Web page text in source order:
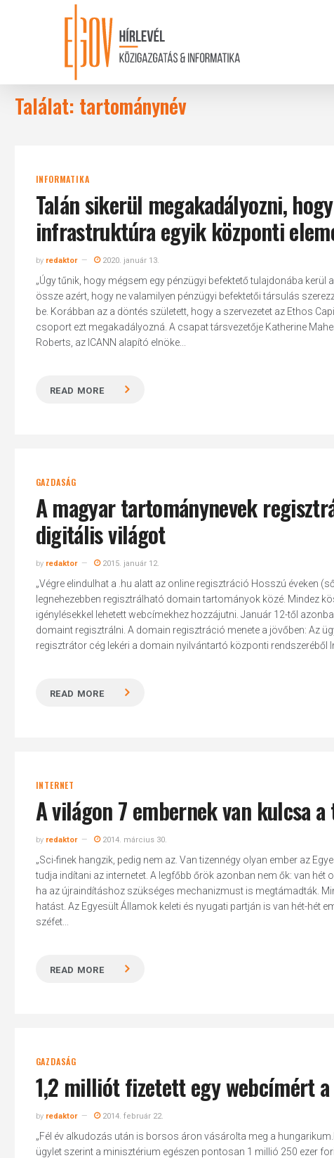
Hit enter to search or ESC to close
Találat: tartománynév
INFORMATIKA
Talán sikerül megakadályozni,
infrastruktúra egyik központi
by redaktor 2020. január 13.
„Úgy tűnik, hogy mégsem egy pénzügyi befektető tulajdonába
össze azért, hogy ne valamilyen pénzügyi befektetői társulás
be. Korábban az a döntés született, hogy a szervezetet az Ethos
csoport ezt megakadályozná. A csapat társvezetője Katherine
Roberts, az ICANN alapító elnöke...
READ MORE
GAZDASÁG
A magyar tartománynevek
digitális világot
by redaktor 2015. január 12.
„Végre elindulhat a .hu alatt az online regisztráció Hosszú éveken
legnehezebben regisztrálható domain tartományok közé. Mindez
igénylésekkel lehetett webcímekhez hozzájutni. Január 12-től
domaint regisztrálni. A domain regisztráció menete a jövőben: Az
regisztrátor cég lekéri a domain nyilvántartó központi rendszeréből
READ MORE
INTERNET
A világon 7 embernek van kulcsa
by redaktor 2014. március 30.
„Sci-finek hangzik, pedig nem az. Van tizennégy olyan ember az
tudja indítani az internetet. A legfőbb őrök azonban nem ők: van
ha az újraindításhoz szükséges mechanizmust is megtámadták.
hatást. Az Egyesült Államok keleti és nyugati partján is van hét-hét
széfet...
READ MORE
GAZDASÁG
1,2 milliót fizetett egy webcímért
by redaktor 2014. február 22.
„Fél év alkudozás után is borsos áron vásárolta meg a
ügylet szerint a minisztérium egészen pontosan 1 millió 250 ezer